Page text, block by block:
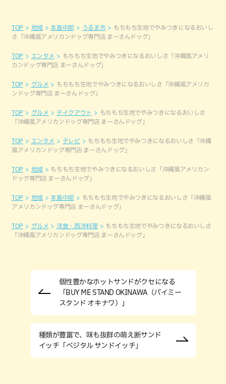
TOP 地域 本島中部 うるま市
もちもち生地でやみつきになるおいし
さ「沖縄風アメリカンドッグ専門店 まーさんドッグ」
TOP エンタメ
もちもち生地でやみつきになるおいしさ「沖縄風アメリ
カンドッグ専門店 まーさんドッグ」
TOP グルメ
もちもち生地でやみつきになるおいしさ「沖縄風アメリカ
ンドッグ専門店 まーさんドッグ」
TOP グルメ テイクアウト
もちもち生地でやみつきになるおいしさ
「沖縄風アメリカンドッグ専門店 まーさんドッグ」
TOP エンタメ テレビ
もちもち生地でやみつきになるおいしさ「沖縄
風アメリカンドッグ専門店 まーさんドッグ」
TOP 地域
もちもち生地でやみつきになるおいしさ「沖縄風アメリカン
ドッグ専門店 まーさんドッグ」
TOP 地域 本島中部
もちもち生地でやみつきになるおいしさ「沖縄風
アメリカンドッグ専門店 まーさんドッグ」
TOP グルメ 洋食・西洋料理
もちもち生地でやみつきになるおいしさ
「沖縄風アメリカンドッグ専門店 まーさんドッグ」
個性豊かなホットサンドがクセになる
「BUY ME STAND OKINAWA（バイミー
スタンド オキナワ）」
種類が豊富で、味も抜群の萌え断サンド
イッチ「ベジタル サンドイッチ」